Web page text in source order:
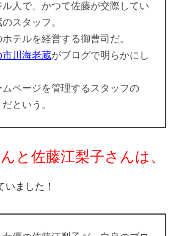
人で、かつて佐藤が交際してい
スタッフ。
テルを経営する御曹司だ。
川海老蔵がブログで明らかにし
ページを管理するスタッフの
という。
と佐藤江梨子さんは、
いました！